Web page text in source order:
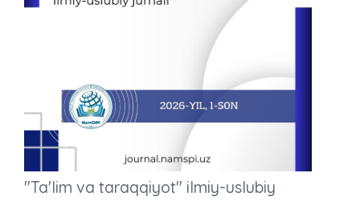
"Ta'lim va taraqqiyot" ilmiy-uslubiy